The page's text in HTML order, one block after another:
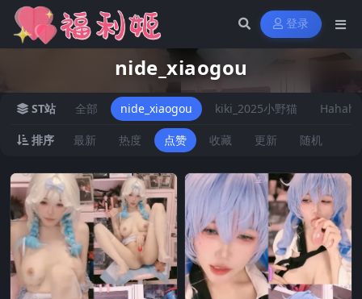
登录
nide_xiaogou
ST站 全部 nide_xiaogou kiki_2025小野猫
排序 最新 热度 点赞 收藏 更新 随机